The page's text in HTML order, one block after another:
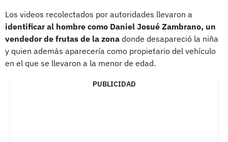
Los videos recolectados por autoridades llevaron a
identificar al hombre como Daniel Josué Zambrano, un
vendedor de frutas de la zona donde desapareció la niña
y quien además aparecería como propietario del vehículo
en el que se llevaron a la menor de edad.
PUBLICIDAD